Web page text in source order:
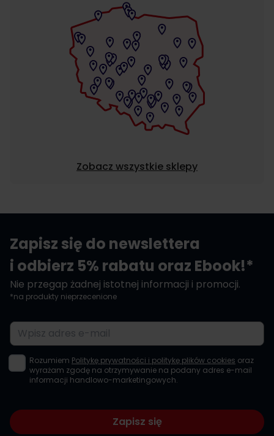
Zobacz wszystkie sklepy
Zapisz się do newslettera
i odbierz 5% rabatu oraz Ebook!*
Nie przegap żadnej istotnej informacji i promocji.
*na produkty nieprzecenione
Adres e-mail
Rozumiem Politykę prywatności i politykę plików cookies oraz
wyrażam zgodę na otrzymywanie na podany adres e-mail
informacji handlowo-marketingowych.
Zapisz się